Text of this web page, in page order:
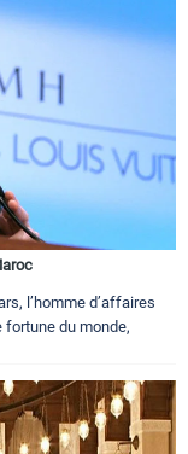
l’homme d’affaires
du monde,